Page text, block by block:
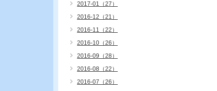
2017-01（27）
2016-12（21）
2016-11（22）
2016-10（26）
2016-09（28）
2016-08（22）
2016-07（26）